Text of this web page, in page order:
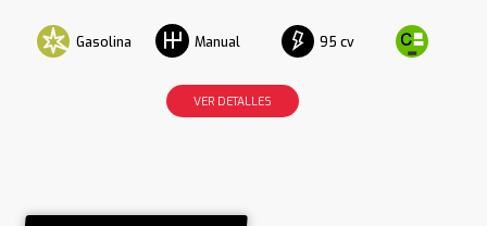
Gasolina Manual 95 cv
VER DETALLES